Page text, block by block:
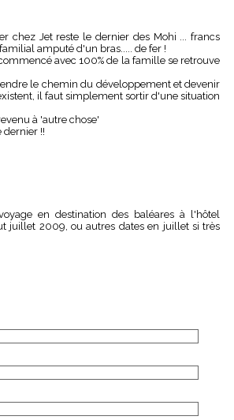
chez Jet reste le dernier des Mohi ... francs
amputé d'un bras..... de fer !
avec 100% de la famille se retrouve
le chemin du développement et devenir
il faut simplement sortir d'une situation
à 'autre chose'
dernier !!
en destination des baléares à l'hôtel
juillet 2009, ou autres dates en juillet si très